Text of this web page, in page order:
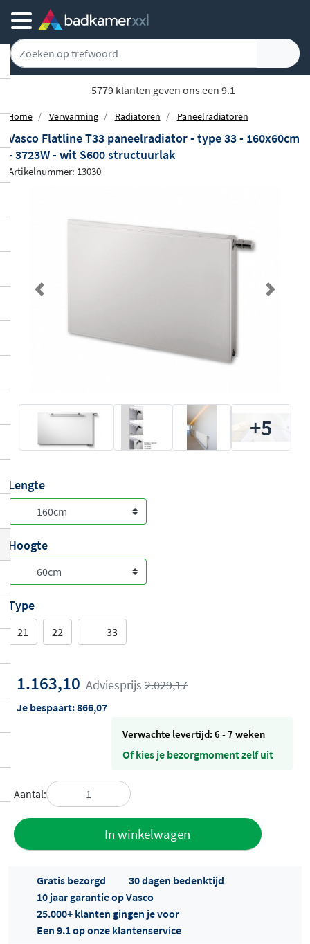
5779 klanten geven ons een 9.1
Home Verwarming Radiatoren Paneelradiatoren
Vasco Flatline T33 paneelradiator - type 33 - 160x60cm
- 3723W - wit S600 structuurlak
Artikelnummer: 13030
Previous Next
+5
Lengte
Hoogte
Type
21 22 33
1.163,10 Adviesprijs 2.029,17
Je bespaart:866,07
Verwachte levertijd: 6 - 7 weken
Of kies je bezorgmoment zelf uit
Aantal:
In winkelwagen
Gratis bezorgd
30 dagen bedenktijd
10 jaar garantie op Vasco
25.000+ klanten gingen je voor
Een 9.1 op onze klantenservice